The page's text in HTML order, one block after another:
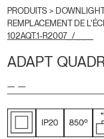
PRODUITS >
REMPLACEMENT DE
102AQT.1-R2007_/_ _ _
ADAPT